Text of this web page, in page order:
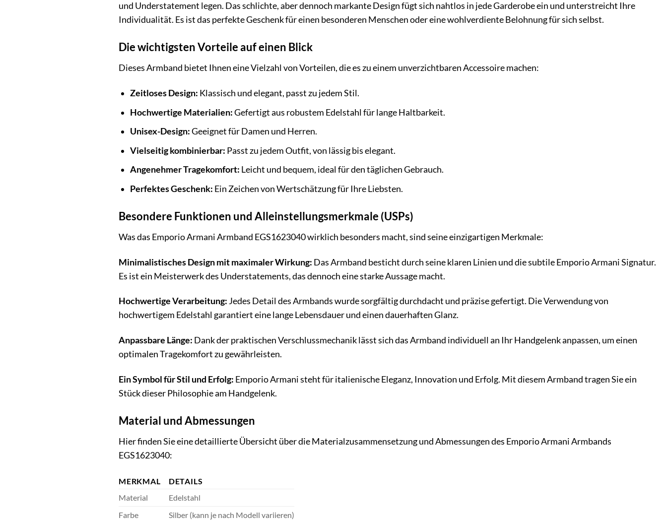
und Understatement legen. Das schlichte, aber dennoch markante Design fügt sich nahtlos in jede Garderobe ein und unterstreicht Ihre
Individualität. Es ist das perfekte Geschenk für einen besonderen Menschen oder eine wohlverdiente Belohnung für sich selbst.
Die wichtigsten Vorteile auf einen Blick
Dieses Armband bietet Ihnen eine Vielzahl von Vorteilen, die es zu einem unverzichtbaren Accessoire machen:
Zeitloses Design: Klassisch und elegant, passt zu jedem Stil.
Hochwertige Materialien:Gefertigt aus robustem Edelstahl für lange Haltbarkeit.
Unisex-Design:Geeignet für Damen und Herren.
Vielseitig kombinierbar: Passt zu jedem Outfit, von lässig bis elegant.
Angenehmer Tragekomfort: Leicht und bequem, ideal für den täglichen Gebrauch.
Perfektes Geschenk: Ein Zeichen von Wertschätzung für Ihre Liebsten.
Besondere Funktionen und Alleinstellungsmerkmale (USPs)
Was das Emporio Armani Armband EGS1623040 wirklich besonders macht, sind seine einzigartigen Merkmale:
Minimalistisches Design mit maximaler Wirkung: Das Armband besticht durch seine klaren Linien und die subtile Emporio Armani Signatur.
Es ist ein Meisterwerk des Understatements, das dennoch eine starke Aussage macht.
Hochwertige Verarbeitung:Jedes Detail des Armbands wurde sorgfältig durchdacht und präzise gefertigt. Die Verwendung von
hochwertigem Edelstahl garantiert eine lange Lebensdauer und einen dauerhaften Glanz.
Anpassbare Länge: Dank der praktischen Verschlussmechanik lässt sich das Armband individuell an Ihr Handgelenk anpassen, um einen
optimalen Tragekomfort zu gewährleisten.
Ein Symbol für Stil und Erfolg: Emporio Armani steht für italienische Eleganz, Innovation und Erfolg. Mit diesem Armband tragen Sie ein
Stück dieser Philosophie am Handgelenk.
Material und Abmessungen
Hier finden Sie eine detaillierte Übersicht über die Materialzusammensetzung und Abmessungen des Emporio Armani Armbands
EGS1623040:
MERKMAL
DETAILS
Material
Edelstahl
Farbe
Silber (kann je nach Modell variieren)